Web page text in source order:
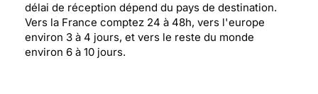
délai de réception dépend du pays de destination.
Vers la France comptez 24 à 48h, vers l'europe
environ 3 à 4 jours, et vers le reste du monde
environ 6 à 10 jours.